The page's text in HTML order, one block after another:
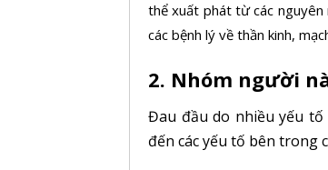
thể xuất phát từ các nguyên
các bệnh lý về thần kinh,
2. Nhóm người
Đau đầu do nhiều yếu
đến các yếu tố bên trong